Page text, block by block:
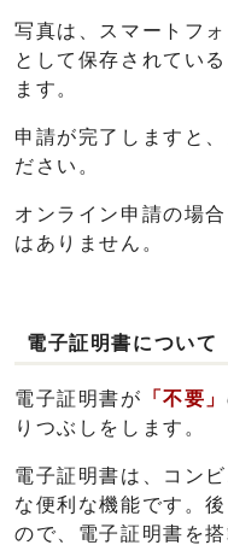
写真は、スマートフ
として保存されてい
ます。
申請が完了しますと
ださい。
オンライン申請の場
はありません。
電子証明書について
電子証明書が 「不要」
りつぶしをします。
電子証明書は、コン
な便利な機能です。
ので、電子証明書を